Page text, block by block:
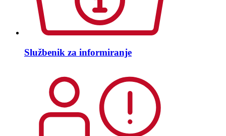
Službenik za informiranje